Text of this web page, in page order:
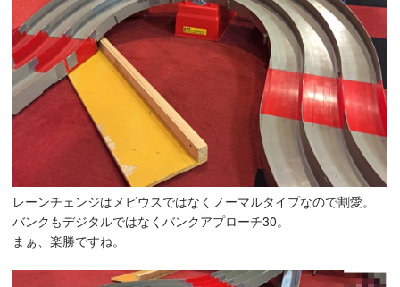
レーンチェンジはメビウスではなくノーマルタイプなので割愛。
バンクもデジタルではなくバンクアプローチ30。
まぁ、楽勝ですね。